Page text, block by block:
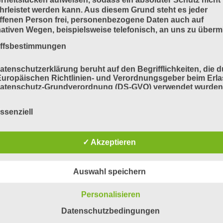
werden kann. Aus diesem Grund steht es jeder
Person frei, personenbezogene Daten auch auf
Wegen, beispielsweise telefonisch, an uns zu
beruht auf den Begrifflichkeiten, die
Richtlinien- und Verordnungsgeber beim
Grundverordnung (DS-GVO) verwendet
sein. Um dies zu gewährleisten, möchten wir vorab
in dieser Datenschutzerklärung unter anderem die
Personenbezogene Daten sind alle Informationen, die sich
✓ Akzeptieren
Auswahl speichern
Personalisieren
Datenschutzbedingungen